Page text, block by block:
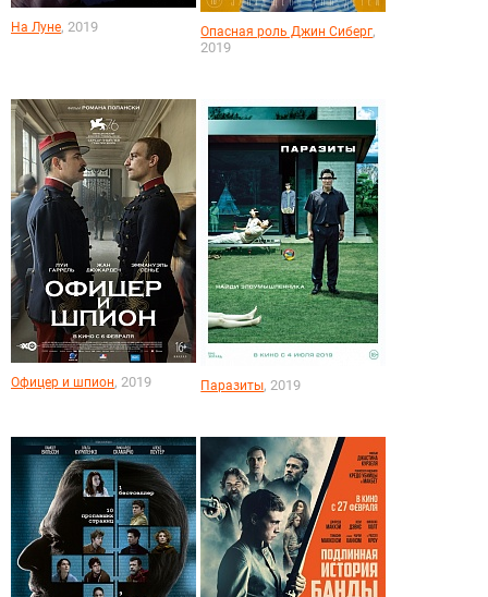
На Луне, 2019 Опасная роль Джин Сиберг,
2019
Офицер и шпион, 2019 Паразиты, 2019